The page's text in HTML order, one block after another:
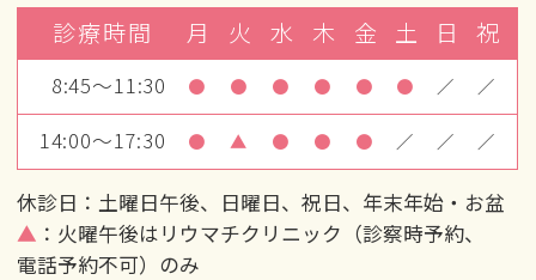
診療時間 月 火 水 木 金 土 日 祝
8:45～11:30 ● ● ● ● ● ● ／ ／
14:00～17:30 ● ▲ ● ● ● ／ ／ ／
休診日：土曜日午後、日曜日、祝日、年末年始・お盆
▲ ：火曜午後はリウマチクリニック（診察時予約、
電話予約不可）のみ